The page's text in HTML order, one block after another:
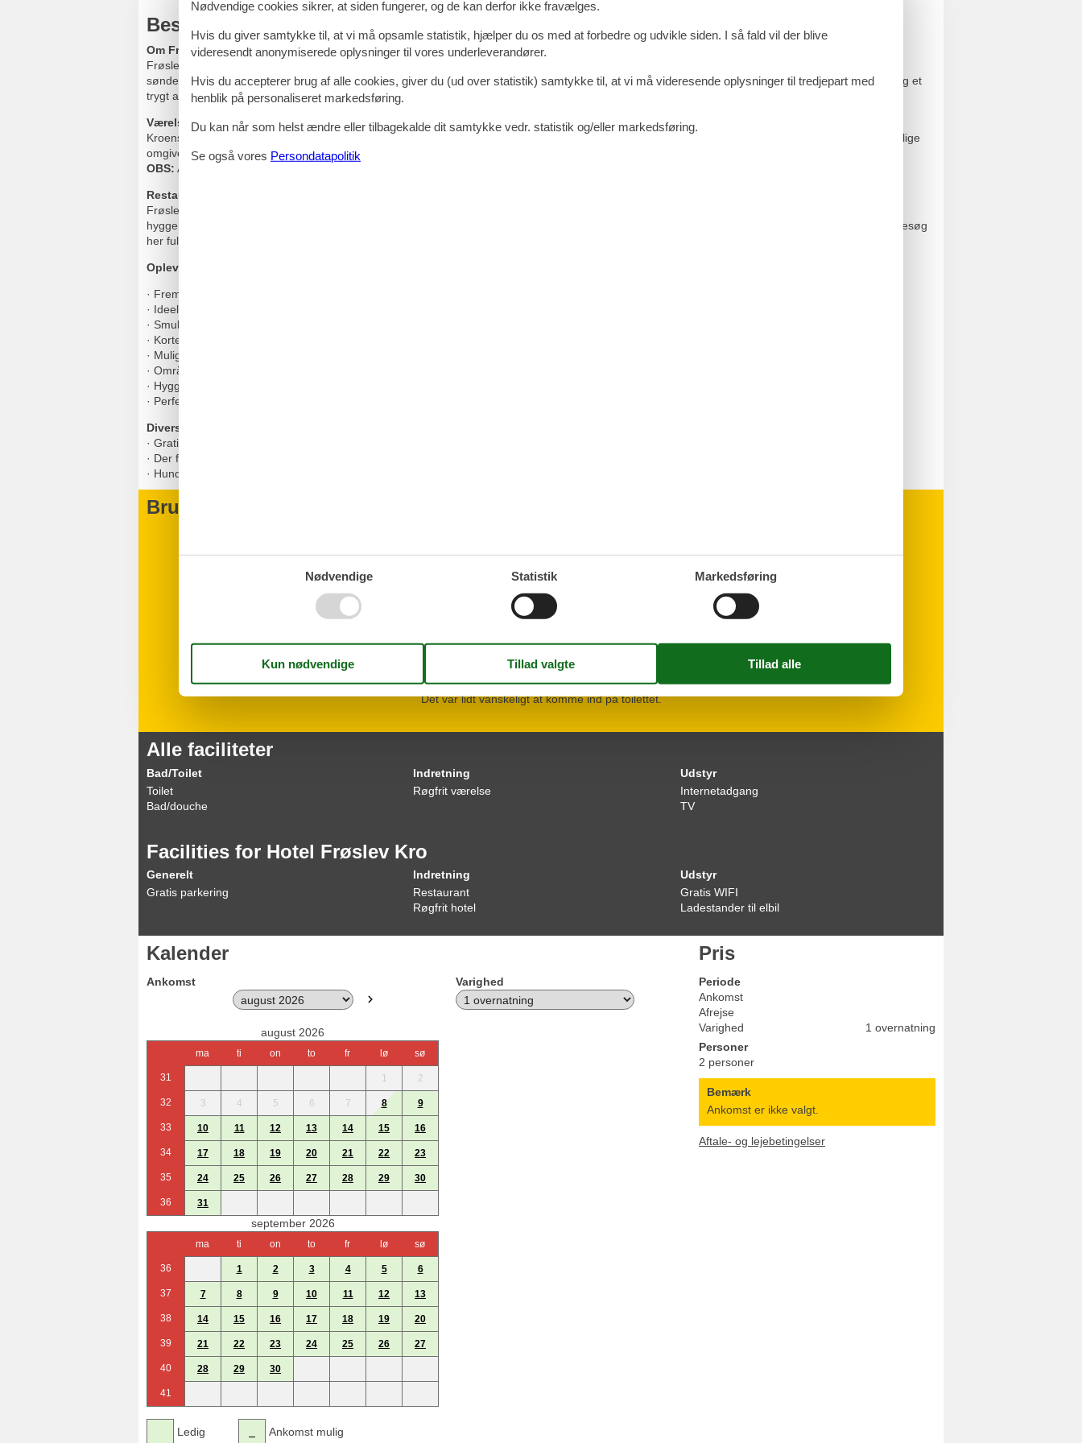
Beskrivelse for Hotel Frøslev Kro
Om Frøslev Kro
Frøslev Kro er en traditionsrig og charmerende kro beliggende tæt på den dansk-tyske grænse. Her møder I en atmosfære af ro, varme og ægte
sønderjysk gæstfrihed. Kroen kombinerer historisk charme med moderne komfort, og er det ideelle sted for gæster, der ønsker afslapning, nærvær og et
trygt afbræk fra hverdagen.
Værelser
Kroens værelser er alle individuel indrettet i en enkel, hyggelig og hjemlig stil. Her finder I alt, hvad I behøver til et behageligt ophold: bløde senge, rolige
omgivelser og en afslappet stemning, der giver jer mulighed for at koble helt fra.
OBS: Alle billeder er eksempler.
Restaurant
Frøslev Kro har en restaurant med fokus på gode råvarer, klassiske retter og en stemningsfuld oplevelse. Her kan gæsterne nyde veltillavet mad i
hyggelige rammer, hvor atmosfæren er afslappet og imødekommende. Restauranten er et naturligt samlingspunkt for både lokale og gæster, og et besøg
her fuldender krooplevelsen.
Oplevelser omkring kroen
· Fremragende beliggenhed tæt på den dansk-tyske grænse 1 km
· Ideelt udgangspunkt for ture i området (f.eks. Gendarmstien)
· Smuk natur med mulighed for gåture og udendørs aktiviteter
· Korte afstande til lokale seværdigheder
· Mulighed for en tur over grænsen til shopping eller oplevelser
· Området byder på både historiske steder og spændende kulturarv
· Hyggelige nærområder og små byer, der er nemme at udforske
· Perfekt til både korte smuttur og længere dagsudflugter
Diverse
· Gratis parkering
· Der findes
· Hund på forespørgsel kr. 200,- pr. nat
Brugervurderinger
Vurderet d. 10-05-2026
Detaljer
Kommentarer
Det var lidt vanskeligt at komme ind på toilettet.
Alle faciliteter
Bad/Toilet
Toilet
Bad/douche
Indretning
Røgfrit værelse
Udstyr
Internetadgang
TV
Facilities for Hotel Frøslev Kro
Generelt
Gratis parkering
Indretning
Restaurant
Røgfrit hotel
Udstyr
Gratis WIFI
Ladestander til elbil
Kalender
Ankomst
august 2026
ma ti on to fr lø sø
31 1 2
32 3 4 5 6 7 8 9
33 10 11 12 13 14 15 16
34 17 18 19 20 21 22 23
35 24 25 26 27 28 29 30
36 31
september 2026
ma ti on to fr lø sø
36 1 2 3 4 5 6
37 7 8 9 10 11 12 13
38 14 15 16 17 18 19 20
39 21 22 23 24 25 26 27
40 28 29 30
41
Ledig Ankomst mulig
Varighed
Pris
Periode
Ankomst
Afrejse
Varighed
1 overnatning
Personer
2 personer
Bemærk
Ankomst er ikke valgt.
Aftale- og lejebetingelser
Nødvendige cookies sikrer, at siden fungerer, og de kan derfor ikke fravælges.
Hvis du giver samtykke til, at vi må opsamle statistik, hjælper du os med at forbedre og udvikle siden. I så fald vil der blive
videresendt anonymiserede oplysninger til vores underleverandører.
Hvis du accepterer brug af alle cookies, giver du (ud over statistik) samtykke til, at vi må videresende oplysninger til tredjepart med
henblik på personaliseret markedsføring.
Du kan når som helst ændre eller tilbagekalde dit samtykke vedr. statistik og/eller markedsføring.
Se også vores Persondatapolitik
Nødvendige Statistik Markedsføring